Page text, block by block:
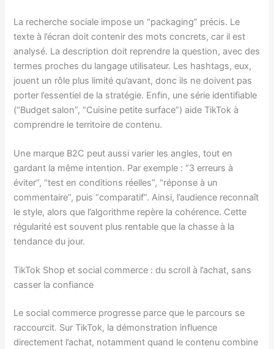
La recherche sociale impose un “packaging” précis. Le
texte à l’écran doit contenir des mots concrets, car il est
analysé. La description doit reprendre la question, avec des
termes proches du langage utilisateur. Les hashtags, eux,
jouent un rôle plus limité qu’avant, donc ils ne doivent pas
porter l’essentiel de la stratégie. Enfin, une série identifiable
(“Budget salon”, “Cuisine petite surface”) aide TikTok à
comprendre le territoire de contenu.
Une marque B2C peut aussi varier les angles, tout en
gardant la même intention. Par exemple : “3 erreurs à
éviter”, “test en conditions réelles”, “réponse à un
commentaire”, puis “comparatif”. Ainsi, l’audience reconnaît
le style, alors que l’algorithme repère la cohérence. Cette
régularité est souvent plus rentable que la chasse à la
tendance du jour.
TikTok Shop et social commerce : du scroll à l’achat, sans
casser la confiance
Le social commerce progresse parce que le parcours se
raccourcit. Sur TikTok, la démonstration influence
directement l’achat, notamment quand le contenu combine